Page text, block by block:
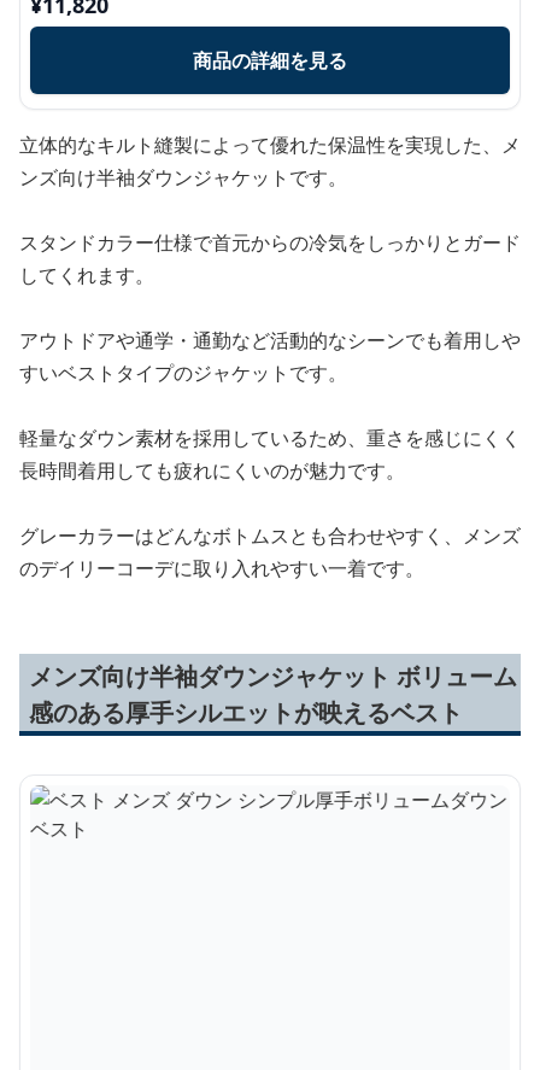
商品の詳細を見る
立体的なキルト縫製によって優れた保温性を実現した、メ
ンズ向け半袖ダウンジャケットです。
スタンドカラー仕様で首元からの冷気をしっかりとガード
してくれます。
アウトドアや通学・通勤など活動的なシーンでも着用しや
すいベストタイプのジャケットです。
軽量なダウン素材を採用しているため、重さを感じにくく
長時間着用しても疲れにくいのが魅力です。
グレーカラーはどんなボトムスとも合わせやすく、メンズ
のデイリーコーデに取り入れやすい一着です。
メンズ向け半袖ダウンジャケット ボリューム
感のある厚手シルエットが映えるベスト